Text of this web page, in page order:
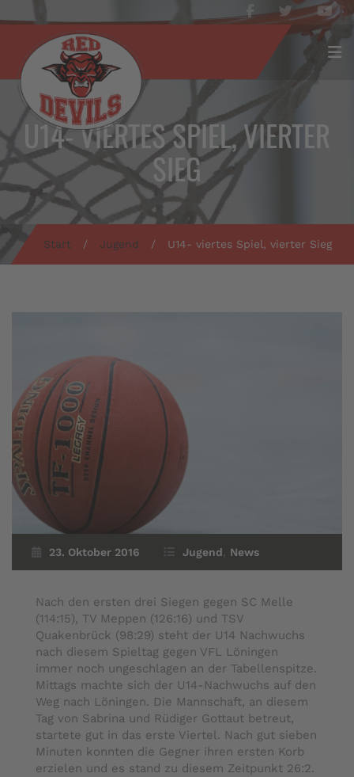
U14- VIERTES SPIEL, VIERTER
SIEG
Start / Jugend / U14- viertes Spiel, vierter Sieg
23. Oktober 2016 Jugend News
Nach den ersten drei Siegen gegen SC Melle
(114:15), TV Meppen (126:16) und TSV
Quakenbrück (98:29) steht der U14 Nachwuchs
nach diesem Spieltag gegen VFL Löningen
immer noch ungeschlagen an der Tabellenspitze.
Mittags machte sich der U14-Nachwuchs auf den
Weg nach Löningen. Die Mannschaft, an diesem
Tag von Sabrina und Rüdiger Gottaut betreut,
startete gut in das erste Viertel. Nach gut sieben
Minuten konnten die Gegner ihren ersten Korb
erzielen und es stand zu diesem Zeitpunkt 26:2.